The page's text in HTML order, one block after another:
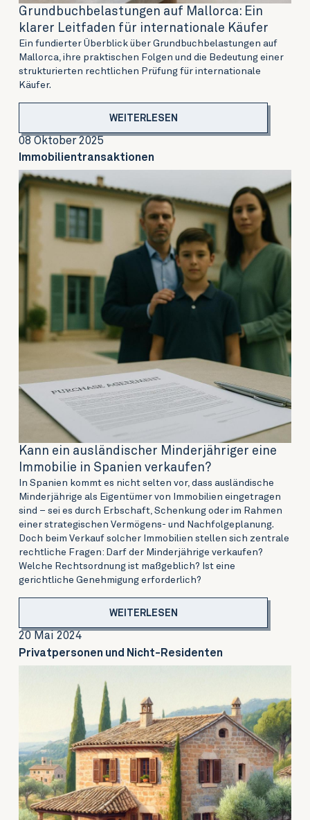
Grundbuchbelastungen auf Mallorca: Ein
klarer Leitfaden für internationale Käufer
Ein fundierter Überblick über Grundbuchbelastungen auf
Mallorca, ihre praktischen Folgen und die Bedeutung einer
strukturierten rechtlichen Prüfung für internationale
Käufer.
WEITERLESEN
08 Oktober 2025
Immobilientransaktionen
Kann ein ausländischer Minderjähriger eine
Immobilie in Spanien verkaufen?
In Spanien kommt es nicht selten vor, dass ausländische
Minderjährige als Eigentümer von Immobilien eingetragen
sind – sei es durch Erbschaft, Schenkung oder im Rahmen
einer strategischen Vermögens- und Nachfolgeplanung.
Doch beim Verkauf solcher Immobilien stellen sich zentrale
rechtliche Fragen: Darf der Minderjährige verkaufen?
Welche Rechtsordnung ist maßgeblich? Ist eine
gerichtliche Genehmigung erforderlich?
WEITERLESEN
20 Mai 2024
Privatpersonen und Nicht-Residenten